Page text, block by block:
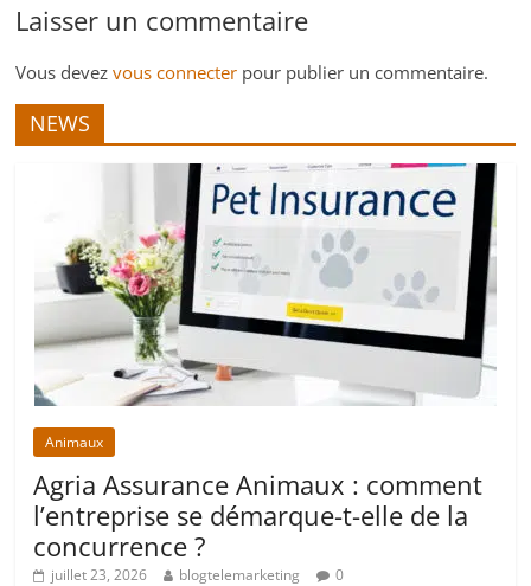
Laisser un commentaire
Vous devezvous connecter pour publier un commentaire.
NEWS
Animaux
Agria Assurance Animaux : comment
l’entreprise se démarque-t-elle de la
concurrence ?
juillet 23, 2026 blogtelemarketing 0